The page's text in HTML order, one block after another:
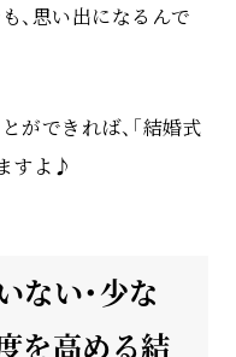
、思い出になるんで
ができれば、「結婚式
すよ♪
ない・少な
を高める結